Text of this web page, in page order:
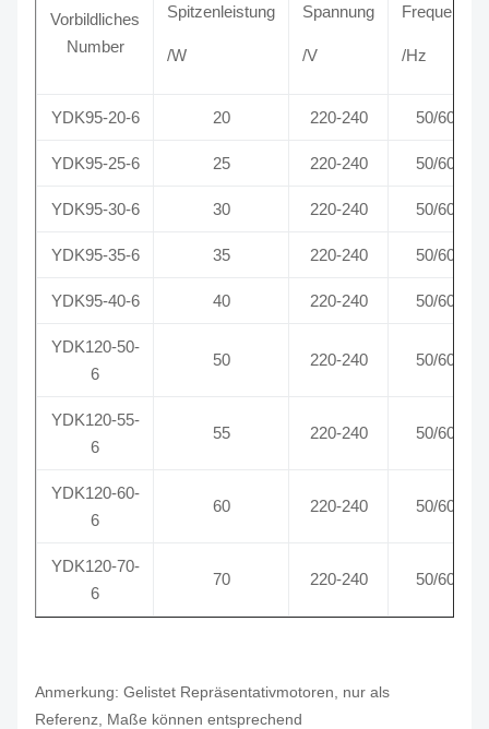
Vorbildliches
Number
Spitzenleistung
/W
Spannung
/V
Frequenz
/Hz
YDK95-20-6 20 220-240 50/60
YDK95-25-6 25 220-240 50/60
YDK95-30-6 30 220-240 50/60
YDK95-35-6 35 220-240 50/60
YDK95-40-6 40 220-240 50/60
YDK120-50-
6
50 220-240 50/60
YDK120-55-
6
55 220-240 50/60
YDK120-60-
6
60 220-240 50/60
YDK120-70-
6
70 220-240 50/60
Anmerkung: Gelistet Repräsentativmotoren, nur als
Referenz, Maße können entsprechend